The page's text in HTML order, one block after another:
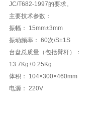
JC/T682-1997的要求。
主要技术参数：
振幅： 15mm±3mm
振动频率： 60次/S±1S
台盘总质量（包括臂杆）：
13.7Kg±0.25Kg
体积： 104×300×460mm
电源： 220V